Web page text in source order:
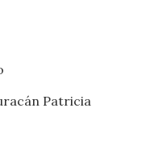
Patricia